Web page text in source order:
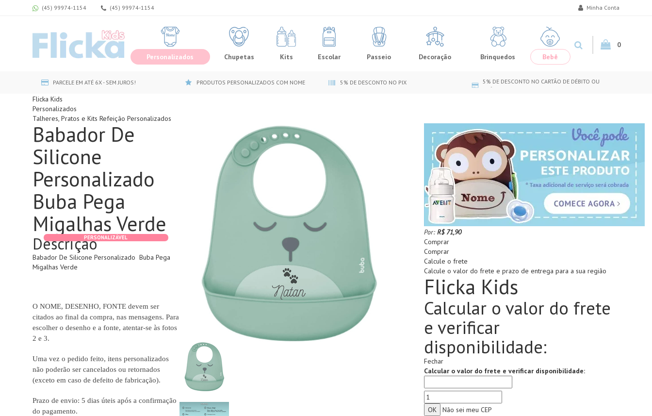
(45) 99974-1154 (45) 99974-1154 Minha Conta
Personalizados Chupetas Kits Escolar Passeio Decoração Brinquedos Bebê
0
PARCELE EM ATÉ 6X - SEM JUROS! PRODUTOS PERSONALIZADOS COM NOME 5% DE DESCONTO NO PIX
5% DE DESCONTO NO CARTÃO DE DÉBITO OU
CRÉDITO
Flicka Kids
Personalizados
Talheres, Pratos e Kits Refeição Personalizados
Babador De
Silicone
Personalizado
Buba Pega
Migalhas Verde
PERSONALIZÁVEL
Descrição
Babador De Silicone Personalizado Buba Pega
Migalhas Verde
O NOME, DESENHO, FONTE devem ser
citados ao final da compra, nas mensagens. Para
escolher o desenho e a fonte, atentar-se às fotos
2 e 3.
Uma vez o pedido feito, itens personalizados
não poderão ser cancelados ou retornados
(exceto em caso de defeito de fabricação).
Prazo de envio: 5 dias úteis após a confirmação
do pagamento.
Por: R$ 71,90
Comprar
Comprar
Calcule o frete
Calcule o valor do frete e prazo de entrega para a sua região
Flicka Kids
Calcular o valor do frete
e verificar
disponibilidade:
Fechar
Calcular o valor do frete e verificar disponibilidade:
Não sei meu CEP